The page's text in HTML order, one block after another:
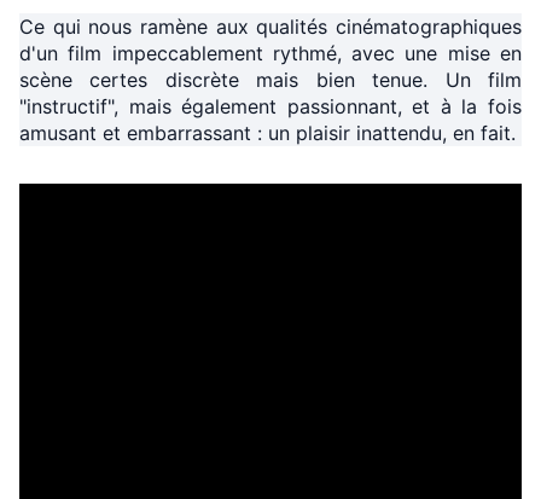
Ce qui nous ramène aux qualités cinématographiques
d'un film impeccablement rythmé, avec une mise en
scène certes discrète mais bien tenue. Un film
"instructif", mais également passionnant, et à la fois
amusant et embarrassant : un plaisir inattendu, en fait.